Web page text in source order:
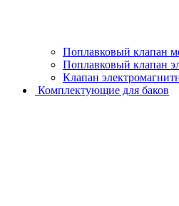
Поплавковый клапан
Поплавковый клапан
Клапан
Комплектующие для баков